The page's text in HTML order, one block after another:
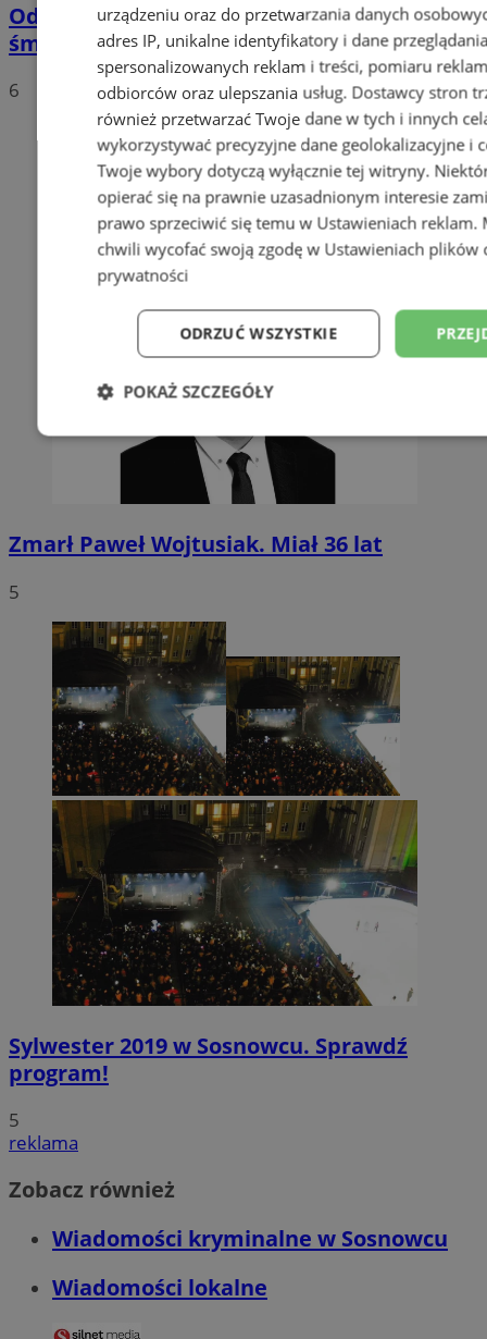
Od 1 stycznia 2020 nowe stawki za wywóz
śmieci
6
Zmarł Paweł Wojtusiak. Miał 36 lat
5
Sylwester 2019 w Sosnowcu. Sprawdź
program!
5
reklama
Zobacz również
Wiadomości kryminalne w Sosnowcu
Wiadomości lokalne
urządzeniu oraz do przetwarzania danych
adres IP, unikalne identyfikatory i dane
spersonalizowanych reklam i treści, pomiaru
odbiorców oraz ulepszania usług. Dostawcy stron
również przetwarzać Twoje dane w tych i innych
wykorzystywać precyzyjne dane geolokalizacyjne i
Twoje wybory dotyczą wyłącznie tej witryny.
opierać się na prawnie uzasadnionym interesie
prawo sprzeciwić się temu w Ustawieniach reklam.
chwili wycofać swoją zgodę w Ustawieniach plików
prywatności
ODRZUĆ WSZYSTKIE
POKAŻ SZCZEGÓŁY
Niezbędne Wydajność
Niezbędne Wydajność Targetowanie
Niezbędne pliki cookie umożliwiają korzystanie z podstawowych
takich jak logowanie użytkownika i zarządzanie kontem. Bez
można prawidłowo korzystać ze strony internetowej.
Nazwa
Provider /
Domena
sosnowiecki.pl
QeSessID sosnowiecki.pl
MvSessID sosnowiecki.pl